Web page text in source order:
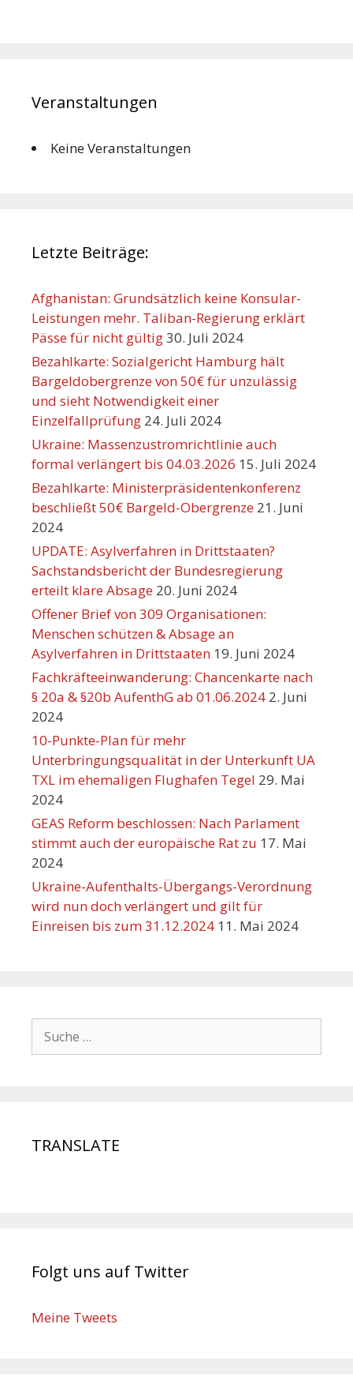
Veranstaltungen
Keine Veranstaltungen
Letzte Beiträge:
Afghanistan: Grundsätzlich keine Konsular-
Leistungen mehr. Taliban-Regierung erklärt
Pässe für nicht gültig30. Juli 2024
Bezahlkarte: Sozialgericht Hamburg hält
Bargeldobergrenze von 50€ für unzulässig
und sieht Notwendigkeit einer
Einzelfallprüfung 24. Juli 2024
Ukraine: Massenzustromrichtlinie auch
formal verlängert bis 04.03.2026 15. Juli 2024
Bezahlkarte: Ministerpräsidentenkonferenz
beschließt 50€ Bargeld-Obergrenze 21. Juni
2024
UPDATE: Asylverfahren in Drittstaaten?
Sachstandsbericht der Bundesregierung
erteilt klare Absage 20. Juni 2024
Offener Brief von 309 Organisationen:
Menschen schützen & Absage an
Asylverfahren in Drittstaaten 19. Juni 2024
Fachkräfteeinwanderung: Chancenkarte nach
§ 20a & §20b AufenthG ab 01.06.2024 2. Juni
2024
10-Punkte-Plan für mehr
Unterbringungsqualität in der Unterkunft UA
TXL im ehemaligen Flughafen Tegel 29. Mai
2024
GEAS Reform beschlossen: Nach Parlament
stimmt auch der europäische Rat zu 17. Mai
2024
Ukraine-Aufenthalts-Übergangs-Verordnung
wird nun doch verlängert und gilt für
Einreisen bis zum 31.12.2024 11. Mai 2024
TRANSLATE
Folgt uns auf Twitter
Meine Tweets